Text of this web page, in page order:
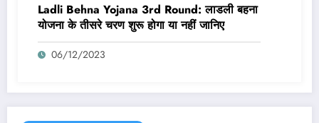
Ladli Behna Yojana 3rd Round: लाडली बहना
योजना के तीसरे चरण शुरू होगा या नहीं जानिए
06/12/2023